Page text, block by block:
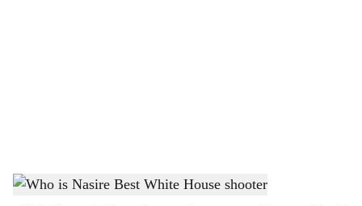
Who is Nasire Best White House shooter- Dainik Gomantak